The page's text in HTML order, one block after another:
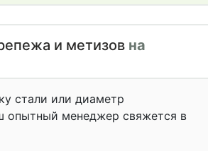
и метизов на
стали или диаметр
опытный менеджер свяжется в